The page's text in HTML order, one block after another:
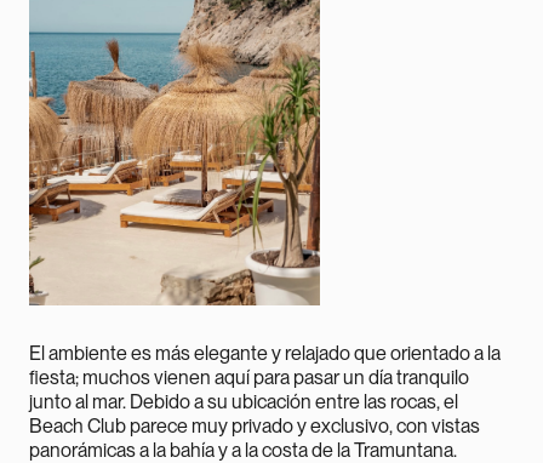
El ambiente es más elegante y relajado que orientado a la
fiesta; muchos vienen aquí para pasar un día tranquilo
junto al mar. Debido a su ubicación entre las rocas, el
Beach Club parece muy privado y exclusivo, con vistas
panorámicas a la bahía y a la costa de la Tramuntana.